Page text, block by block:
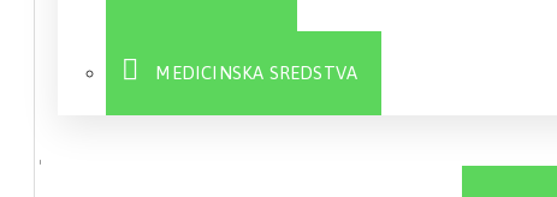
MEDICINSKA SREDSTVA